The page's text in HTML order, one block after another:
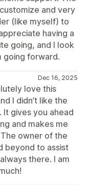
and very
(like myself) to
having a
going, and I look
going forward.
Dec 16, 2025
love this
I didn’t like the
It gives you ahead
and makes me
owner of the
beyond to assist
there. I am